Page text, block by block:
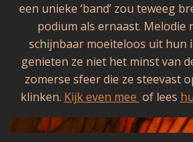
een unieke ‘band’ zou teweeg
podium als ernaast. Melodie
schijnbaar moeiteloos uit hun
genieten ze niet het minst van
zomerse sfeer die ze steevast
klinken. Kijk even mee of lees